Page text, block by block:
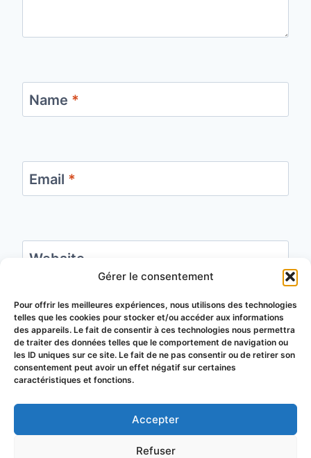
Gérer le consentement
Pour offrir les meilleures expériences, nous utilisons des technologies
telles que les cookies pour stocker et/ou accéder aux informations
des appareils. Le fait de consentir à ces technologies nous permettra
de traiter des données telles que le comportement de navigation ou
les ID uniques sur ce site. Le fait de ne pas consentir ou de retirer son
consentement peut avoir un effet négatif sur certaines
caractéristiques et fonctions.
Accepter
Refuser
Name *
Email *
Website
Save my name, email, and website in this
browser for the next time I comment.
© 2026 Groupement de Défense